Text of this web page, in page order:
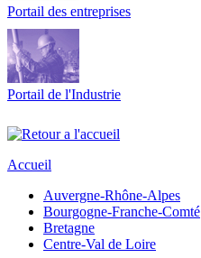
Portail des entreprises
Portail de l'Industrie
Accueil
Auvergne-Rhône-Alpes
Bourgogne-Franche-Comté
Bretagne
Centre-Val de Loire